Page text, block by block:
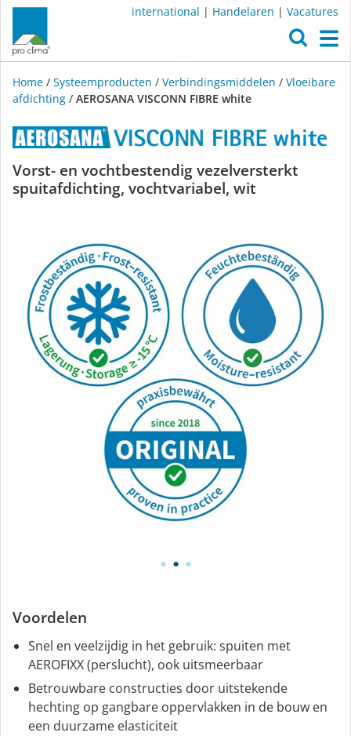
international | Handelaren | Vacatures
Home / Systeemproducten / Verbindingsmiddelen / Vloeibare
afdichting / AEROSANA VISCONN FIBRE white
AEROSANA
VISCONN
FIBRE
white
Vorst- en vochtbestendig vezelversterkt
spuitafdichting, vochtvariabel, wit
Voordelen
Snel en veelzijdig in het gebruik: spuiten met
AEROFIXX (perslucht), ook uitsmeerbaar
Betrouwbare constructies door uitstekende
hechting op gangbare oppervlakken in de bouw en
een duurzame elasticiteit